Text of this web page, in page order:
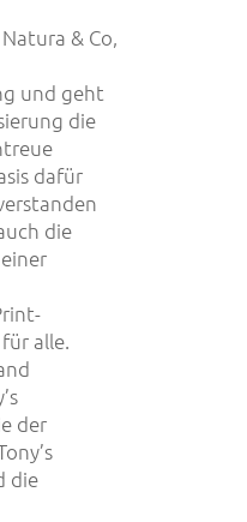
& Co,
und geht
die
dafür
die
alle.
der
die